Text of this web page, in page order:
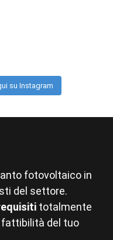
su Instagram
fotovoltaico in
del settore.
totalmente
fattibilità del tuo